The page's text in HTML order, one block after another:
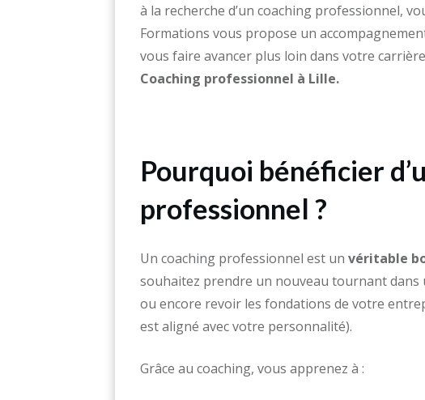
à la recherche d’un coaching professionnel,
Formations vous propose un
vous faire avancer plus loin dans votre
Coaching professionnel à Lille.
Pourquoi bénéficier
professionnel ?
Un coaching professionnel est un véritable
souhaitez prendre un nouveau tournant dans
ou encore revoir les fondations de votre
est aligné avec votre personnalité).
Grâce au coaching, vous apprenez à :